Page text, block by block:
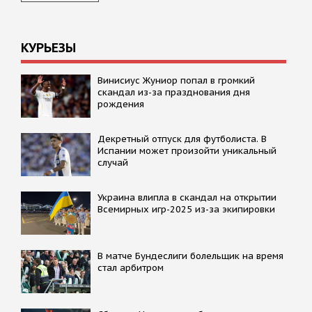
КУРЬЕЗЫ
Винисиус Жуниор попал в громкий
скандал из-за празднования дня
рождения
Декретный отпуск для футболиста. В
Испании может произойти уникальный
случай
Украина влипла в скандал на открытии
Всемирных игр-2025 из-за экипировки
В матче Бундеслиги болельщик на время
стал арбитром